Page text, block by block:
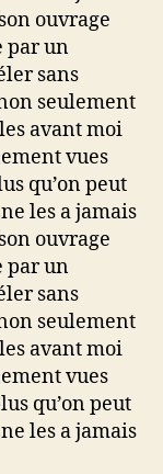
ouvrage
par un
sans
seulement
avant moi
vues
qu’on peut
les a jamais
ouvrage
par un
sans
seulement
avant moi
vues
qu’on peut
les a jamais